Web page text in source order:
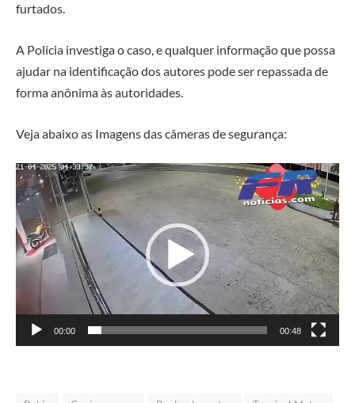
furtados.
A Polícia investiga o caso, e qualquer informação que possa
ajudar na identificação dos autores pode ser repassada de
forma anônima às autoridades.
Veja abaixo as Imagens das câmeras de segurança:
Tocador
de
vídeo
00:00 00:48